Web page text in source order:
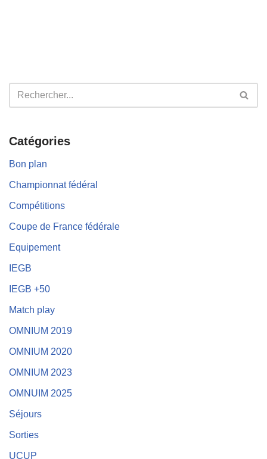
Catégories
Bon plan
Championnat fédéral
Compétitions
Coupe de France fédérale
Equipement
IEGB
IEGB +50
Match play
OMNIUM 2019
OMNIUM 2020
OMNIUM 2023
OMNUIM 2025
Séjours
Sorties
UCUP